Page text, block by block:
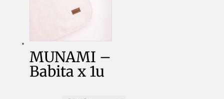
MUNAMI –
Babita x 1u